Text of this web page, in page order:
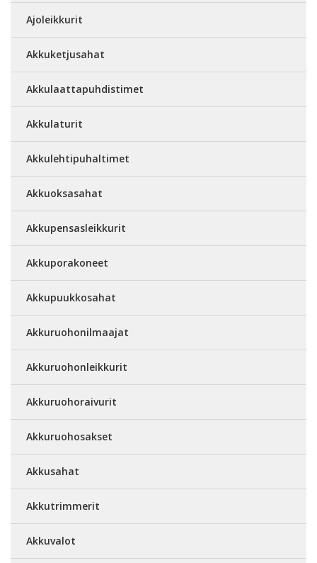
Ajoleikkurit
Akkuketjusahat
Akkulaattapuhdistimet
Akkulaturit
Akkulehtipuhaltimet
Akkuoksasahat
Akkupensasleikkurit
Akkuporakoneet
Akkupuukkosahat
Akkuruohonilmaajat
Akkuruohonleikkurit
Akkuruohoraivurit
Akkuruohosakset
Akkusahat
Akkutrimmerit
Akkuvalot